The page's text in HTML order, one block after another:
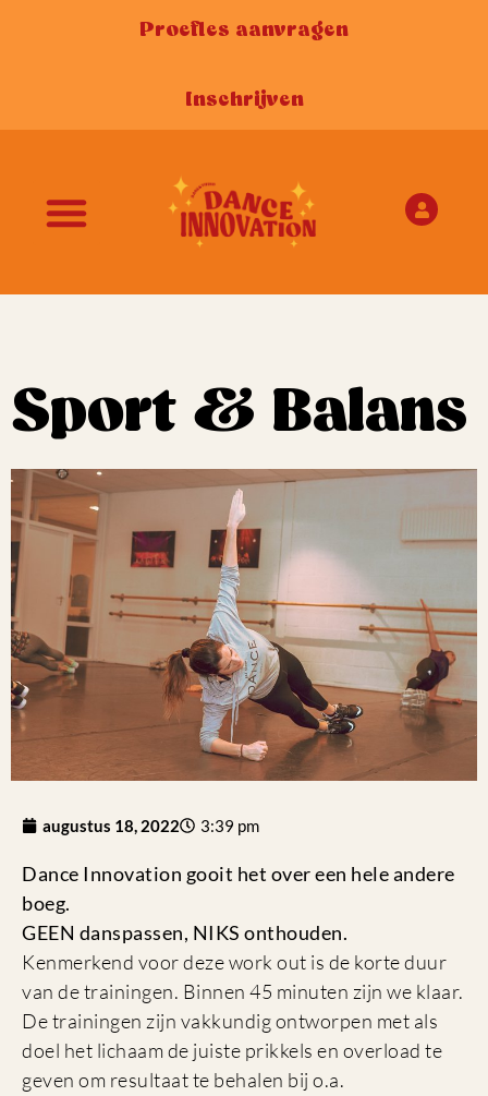
Proefles aanvragen
Inschrijven
Sport & Balans
augustus 18, 2022 3:39 pm
Dance Innovation gooit het over een hele andere
boeg.
GEEN danspassen, NIKS onthouden.
Kenmerkend voor deze work out is de korte duur
van de trainingen. Binnen 45 minuten zijn we klaar.
De trainingen zijn vakkundig ontworpen met als
doel het lichaam de juiste prikkels en overload te
geven om resultaat te behalen bij o.a.